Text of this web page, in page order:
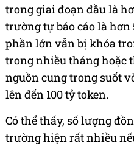
trong giai đoạn đầu là
trường tự báo cáo là hơn
phần lớn vẫn bị khóa
trong nhiều tháng hoặc
nguồn cung trong suốt
lên đến 100 tỷ token.
Có thể thấy, số lượng
trường hiện rất nhiều